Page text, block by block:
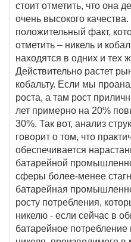
стоит отметить, что она
очень высокого
положительный факт,
отметить – никель и
находятся в одних и тех
Действительно растет
кобальту. Если мы
роста, а там рост
лет примерно на 20%
30%. Так вот, анализ
говорит о том, что
обеспечивается
батарейной
сферы более-менее
батарейная
росту потребления,
никелю - если сейчас в
батарейное